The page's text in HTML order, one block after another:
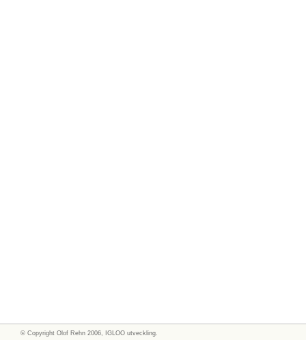
© Copyright Olof Rehn 2006, IGLOO utveckling.